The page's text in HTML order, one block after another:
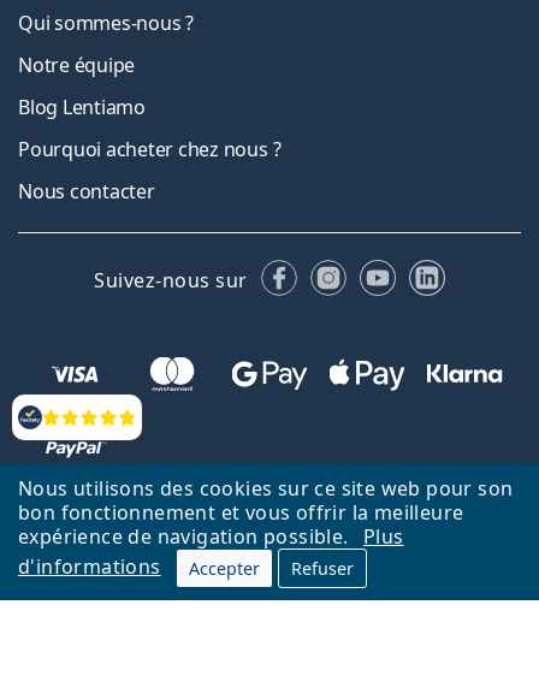
Nous utilisons des cookies sur ce site web pour son
bon fonctionnement et vous offrir la meilleure
expérience de navigation possible.
Plus
d'informations
Accepter Refuser
Évaluation
Qui sommes-nous ?
Notre équipe
Blog Lentiamo
Pourquoi acheter chez nous ?
Nous contacter
Suivez-nous sur FacebookInstagram
YouTubeLinkedIn
Retour à la page d'accueil
Haut
Lentiamo.fr est géré et exploité par Lentiamo s.r.o., République
Un service en ligne pour vous depuis 18 ans.